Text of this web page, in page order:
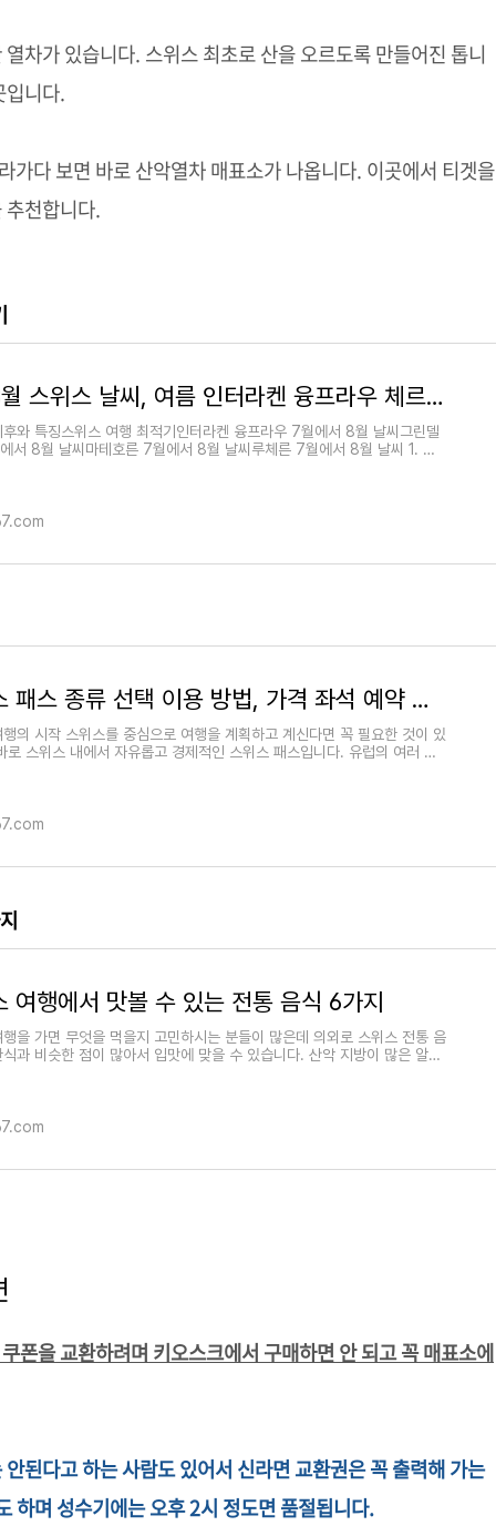
차가 있습니다. 스위스 최초로 산을 오르도록 만들어진 톱니
니다.
가다 보면 바로 산악열차 매표소가 나옵니다. 이곳에서 티겟을
천합니다.
7월 8월 스위스 날씨, 여름 인터라켄 융프라우 체르마트 그린델발트 루체른 도시별 여행최적기
후와 특징스위스 여행 최적기인터라켄 융프라우 7월에서 8월 날씨그린델
서 8월 날씨마테호른 7월에서 8월 날씨루체른 7월에서 8월 날씨 1. 스
스위스 패스 종류 선택 이용 방법, 가격 좌석 예약 할인 개시 주의할 점
행의 시작 스위스를 중심으로 여행을 계획하고 계신다면 꼭 필요한 것이 있
로 스위스 내에서 자유롭고 경제적인 스위스 패스입니다. 유럽의 여러 나
여행에서 맛볼 수 있는 전통 음식 6가지
행을 가면 무엇을 먹을지 고민하시는 분들이 많은데 의외로 스위스 전통 음
식과 비슷한 점이 많아서 입맛에 맞을 수 있습니다. 산악 지방이 많은 알프
폰을 교환하려며 키오스크에서 구매하면 안 되고 꼭 매표소에
된다고 하는 사람도 있어서 신라면 교환권은 꼭 출력해 가는
하며 성수기에는 오후 2시 정도면 품절됩니다.